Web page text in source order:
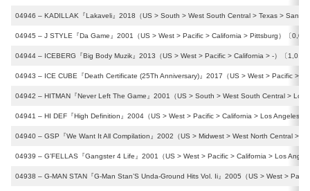
04946 – KADILLAK『Lakaveli』2018（US > South > West South Central > Texas > San
04945 – J STYLE『Da Game』2001（US > West > Pacific > California > Pittsburg）〔
04944 – ICEBERG『Big Body Muzik』2013（US > West > Pacific > California > -）〔
04943 – ICE CUBE『Death Certificate (25Th Anniversary)』2017（US > West > Pacific >
04942 – HITMAN『Never Left The Game』2001（US > South > West South Central >
04941 – HI DEF『High Definition』2004（US > West > Pacific > California > Los Angeles
04940 – GSP『We Want It All Compilation』2002（US > Midwest > West North Central >
04939 – G’FELLAS『Gangster 4 Life』2001（US > West > Pacific > California > Los
04938 – G-MAN STAN『G-Man Stan’S Unda-Ground Hits Vol. Ii』2005（US > West >